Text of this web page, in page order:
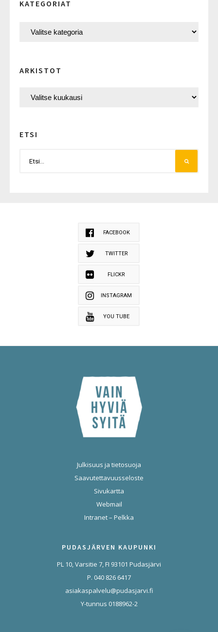
KATEGORIAT
ARKISTOT
ETSI
FACEBOOK
TWITTER
FLICKR
INSTAGRAM
YOU TUBE
Julkisuus ja tietosuoja
Saavutettavuusseloste
Sivukartta
Webmail
Intranet – Pelkka
PUDASJÄRVEN KAUPUNKI
PL 10, Varsitie 7, FI 93101 Pudasjärvi
P. 040 826 6417
asiakaspalvelu@pudasjarvi.fi
Y-tunnus 0188962-2